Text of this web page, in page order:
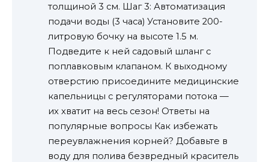
толщиной 3 см. Шаг 3: Автоматизация
подачи воды (3 часа) Установите 200-
литровую бочку на высоте 1.5 м.
Подведите к ней садовый шланг с
поплавковым клапаном. К выходному
отверстию присоедините медицинские
капельницы с регуляторами потока —
их хватит на весь сезон! Ответы на
популярные вопросы Как избежать
переувлажнения корней? Добавьте в
воду для полива безвредный краситель